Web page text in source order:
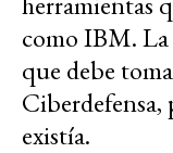
como IBM.
que debe
Ciberdefensa,
existía.